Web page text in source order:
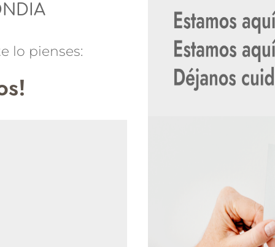
lo pienses: